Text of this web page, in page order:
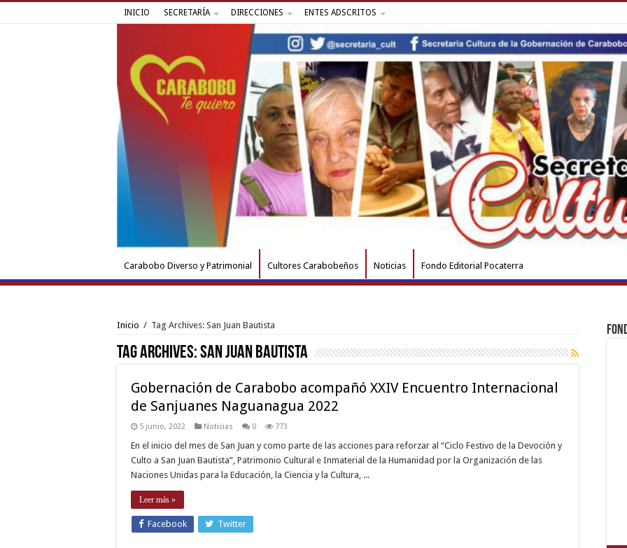
INICIO SECRETARÍA DIRECCIONES ENTES ADSCRITOS
Carabobo Diverso y Patrimonial Cultores Carabobeños Noticias Fondo Editorial Pocaterra
Inicio / Tag Archives: San Juan Bautista
Tag Archives:San Juan Bautista
Gobernación de Carabobo acompañó XXIV Encuentro Internacional
de Sanjuanes Naguanagua 2022
5 junio, 2022 Noticias 0 773
En el inicio del mes de San Juan y como parte de las acciones para reforzar al “Ciclo Festivo de la Devoción y
Culto a San Juan Bautista”, Patrimonio Cultural e Inmaterial de la Humanidad por la Organización de las
Naciones Unidas para la Educación, la Ciencia y la Cultura, ...
Leer más »
Facebook Twitter